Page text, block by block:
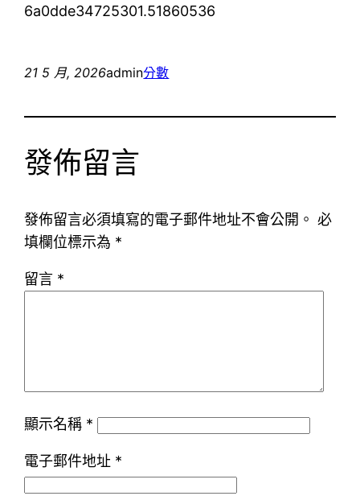
6a0dde34725301.51860536
21 5 月, 2026admin分數
發佈留言
發佈留言必須填寫的電子郵件地址不會公開。 必
填欄位標示為 *
留言 *
顯示名稱 *
電子郵件地址 *